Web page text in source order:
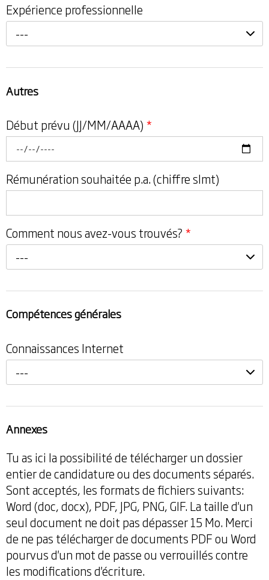
Expérience professionnelle
---
Autres
Début prévu (JJ/MM/AAAA) *
Rémunération souhaitée p.a. (chiffre slmt)
Comment nous avez-vous trouvés? *
---
Compétences générales
Connaissances Internet
---
Annexes
Tu as ici la possibilité de télécharger un dossier
entier de candidature ou des documents séparés.
Sont acceptés, les formats de fichiers suivants:
Word (doc, docx), PDF, JPG, PNG, GIF. La taille d'un
seul document ne doit pas dépasser 15 Mo. Merci
de ne pas télécharger de documents PDF ou Word
pourvus d'un mot de passe ou verrouillés contre
les modifications d'écriture.